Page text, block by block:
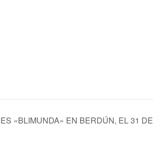
«BLIMUNDA» EN BERDÚN, EL 31 DE